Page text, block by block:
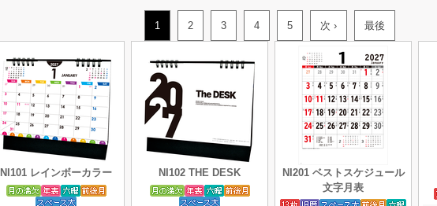
1 2 3 4 5 次 › 最後
NI101 レインボーカラー NI102 THE DESK
NI201 ベストスケジュール
文字月表